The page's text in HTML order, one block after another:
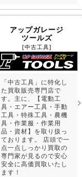
アップガレージ
ツールズ
[中古工具]
「中古工具」に特化し
た買取販売専門店で
す。主に、【電動工
具・エアー工具・手動
工具・特殊工具・農機
具・作業服・作業用
品・資材】を取り扱っ
ております。 店頭で一
点一点しっかり買取の
専門家が見るので安心
安全に高価買取いたし
ます！